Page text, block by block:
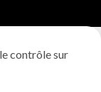
contrôle sur